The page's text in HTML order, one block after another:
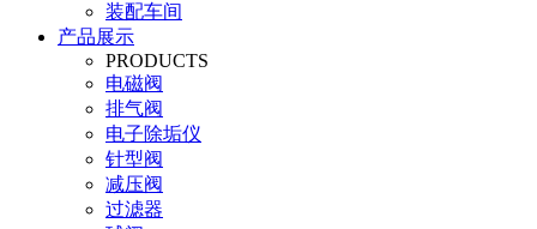
装配车间
产品展示
PRODUCTS
电磁阀
排气阀
电子除垢仪
针型阀
减压阀
过滤器